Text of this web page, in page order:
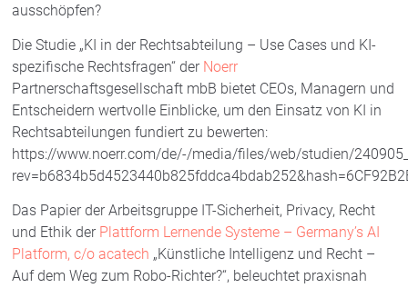
ausschöpfen?
Die Studie „KI in der Rechtsabteilung – Use Cases und KI-
spezifische Rechtsfragen“ der Noerr
Partnerschaftsgesellschaft mbB bietet CEOs, Managern und
Entscheidern wertvolle Einblicke, um den Einsatz von KI in
Rechtsabteilungen fundiert zu bewerten:
https://www.noerr.com/de/-/media/files/web/studien/
Das Papier der Arbeitsgruppe IT-Sicherheit, Privacy, Recht
und Ethik der Plattform Lernende Systeme – Germany’s AI
Platform, c/o acatech „Künstliche Intelligenz und Recht –
Auf dem Weg zum Robo-Richter?“, beleuchtet praxisnah